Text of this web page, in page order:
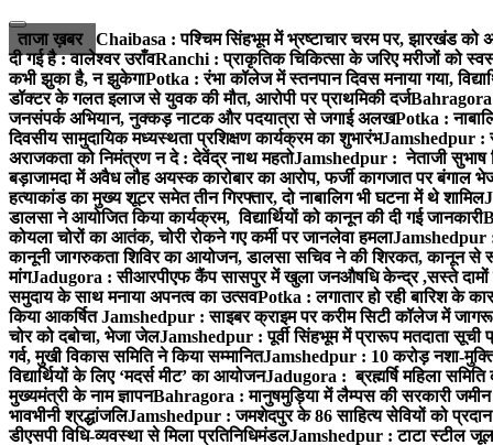
Skip
to
content
ताजा ख़बर Chaibasa : पश्चिम सिंहभूम में भ्रष्टाचार चरम पर, झारखंड को
दी गई है : वालेश्वर उराँवRanchi : प्राकृतिक चिकित्सा के जरिए मरीजों को
कभी झुका है, न झुकेगाPotka : रंभा कॉलेज में स्तनपान दिवस मनाया गया,
डॉक्टर के गलत इलाज से युवक की मौत, आरोपी पर प्राथमिकी दर्जBahragora
जनसंपर्क अभियान, नुक्कड़ नाटक और पदयात्रा से जगाई अलखPotka :
दिवसीय सामुदायिक मध्यस्थता प्रशिक्षण कार्यक्रम का शुभारंभJamshedpur :
अराजकता को निमंत्रण न दे : देवेंद्र नाथ महतोJamshedpur : नेताजी सुभाष
बड़ाजामदा में अवैध लौह अयस्क कारोबार का आरोप, फर्जी कागजात पर बंगाल
हत्याकांड का मुख्य शूटर समेत तीन गिरफ्तार, दो नाबालिग भी घटना में थे शामिल
डालसा ने आयोजित किया कार्यक्रम, विद्यार्थियों को कानून की दी गई जानकारी
कोयला चोरों का आतंक, चोरी रोकने गए कर्मी पर जानलेवा हमलाJamshedpur
कानूनी जागरुकता शिविर का आयोजन, डालसा सचिव ने की शिरकत, कानून से
मांगJadugora : सीआरपीएफ कैंप सासपुर में खुला जनऔषधि केन्द्र ,सस्ते दामों में
समुदाय के साथ मनाया अपनत्व का उत्सवPotka : लगातार हो रही बारिश के
किया आकर्षितJamshedpur : साइबर क्राइम पर करीम सिटी कॉलेज में
चोर को दबोचा, भेजा जेलJamshedpur : पूर्वी सिंहभूम में प्रारूप मतदाता
गर्व, मुखी विकास समिति ने किया सम्मानितJamshedpur : 10 करोड़ नशा-
विद्यार्थियों के लिए ‘मदर्स मीट’ का आयोजनJadugora : ब्रह्मर्षि महिला
मुख्यमंत्री के नाम ज्ञापनBahragora : मानुषमुड़िया में लैम्पस की सरकारी
भावभीनी श्रद्धांजलिJamshedpur : जमशेदपुर के 86 साहित्य सेवियों को प्रदान
डीएसपी विधि-व्यवस्था से मिला प्रतिनिधिमंडलJamshedpur : टाटा स्टील